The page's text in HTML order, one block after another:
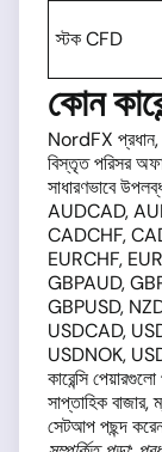
স্টক CFD
কোন
NordFX প্রধান,
বিস্তৃত পরিসর
সাধারণভাবে
AUDCAD,
CADCHF,
EURCHF,
GBPAUD,
GBPUSD,
USDCAD,
USDNOK,
কারেন্সি
সাপ্তাহিক
সেটআপ পছন্দ